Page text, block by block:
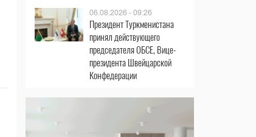
06.08.2026 - 09:26
Президент Туркменистана
принял действующего
председателя ОБСЕ, Вице-
президента Швейцарской
Конфедерации